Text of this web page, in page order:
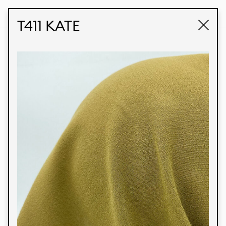
T411 KATE
Temos orgulho de expressar nossa identidade
brasileira por meio de nossos tecidos e estampas
personalizadas, trabalhando em colaboração
com nossos clientes e dando vida aos seus
conceitos e criações. Nossa extensa linha de
produtos tem opções para diferentes mercados.
Oferecemos também tecidos ecológicos e
tecnológicos que podem ser acabados em
qualquer cor sólida ou impressão digital.
Cores